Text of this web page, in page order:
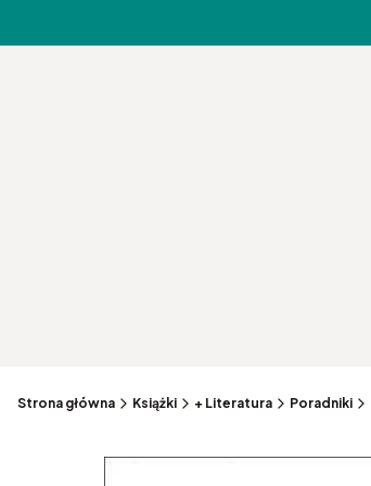
Strona główna Książki + Literatura Poradniki